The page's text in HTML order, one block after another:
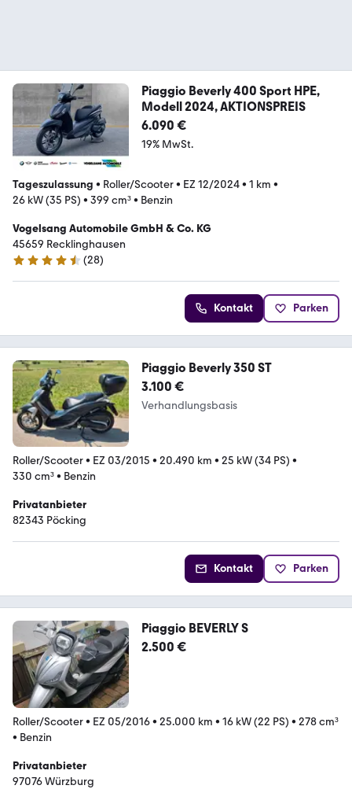
Piaggio Beverly 400 Sport HPE,
Modell 2024, AKTIONSPREIS
6.090 €
19% MwSt.
Tageszulassung • Roller/Scooter• EZ 12/2024• 1 km •
26 kW (35 PS) • 399 cm³• Benzin
Vogelsang Automobile GmbH & Co. KG
45659 Recklinghausen
4.3 Sterne
(28)
Kontakt Parken
Piaggio Beverly 350 ST
3.100 €
Verhandlungsbasis
Roller/Scooter• EZ 03/2015 • 20.490 km • 25 kW (34 PS) •
330 cm³• Benzin
Privatanbieter
82343 Pöcking
Kontakt Parken
Piaggio BEVERLY S
2.500 €
Roller/Scooter• EZ 05/2016• 25.000 km • 16 kW (22 PS) • 278 cm³
• Benzin
Privatanbieter
97076 Würzburg